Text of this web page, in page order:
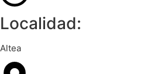
Localidad:
Altea